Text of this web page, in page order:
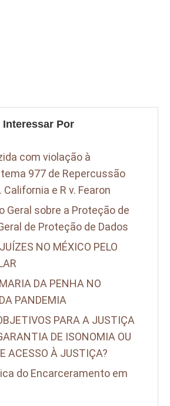
Interessar Por
com violação à
977 de Repercussão
California e R v. Fearon
Geral sobre a Proteção de
de Proteção de Dados
NO MÉXICO PELO
DA PENHA NO
PANDEMIA
PARA A JUSTIÇA
DE ISONOMIA OU
ACESSO À JUSTIÇA?
do Encarceramento em